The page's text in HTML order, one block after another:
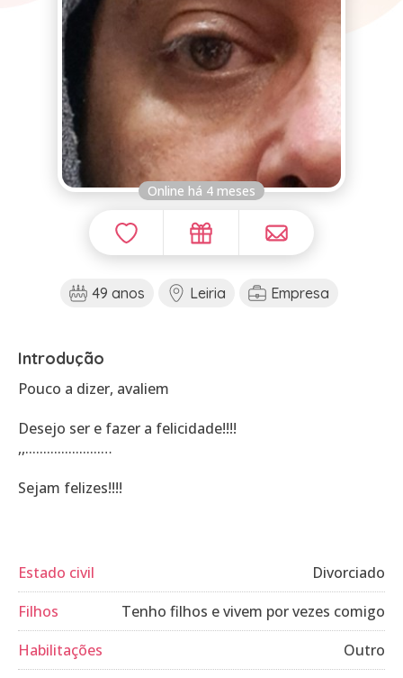
Online há 4 meses
49 anos Leiria Empresa
Introdução
Pouco a dizer, avaliem
Desejo ser e fazer a felicidade!!!!
,,.....................…
Sejam felizes!!!!
Estado civil
Divorciado
Filhos
Tenho filhos e vivem por vezes comigo
Habilitações
Outro